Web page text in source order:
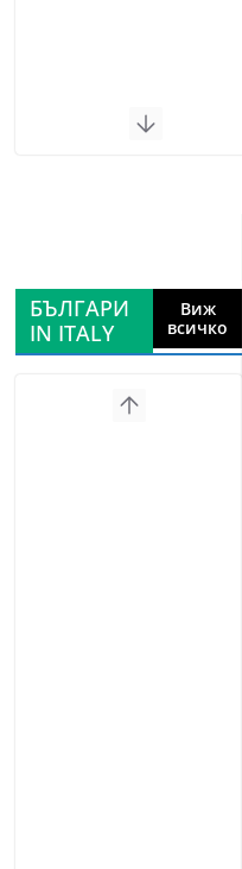
БЪЛГАРИ
IN ITALY
Виж
всичко